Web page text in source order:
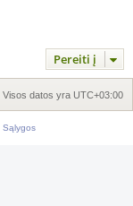
Pereiti į
Visos datos yra UTC+03:00
Sąlygos